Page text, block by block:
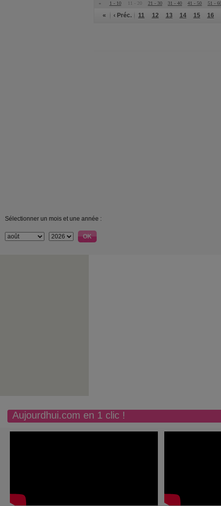
« 1 - 10 11 - 20 21 - 30 31 - 40 41 - 50 51 -
« ‹ Préc. 11 12 13 14 15 16
Sélectionner un mois et une année :
Aujourdhui.com en 1 clic !